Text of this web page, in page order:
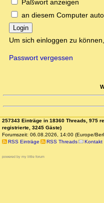
Paßwort anzeigen
an diesem Computer
Login
Um sich einloggen zu
Passwort vergessen
257343 Einträge in 18360 Threads, 975
registrierte, 3245 Gäste)
Forumszeit: 06.08.2026, 14:00 (Europe/
RSS Einträge
RSS Threads Kontakt
powered by my little forum